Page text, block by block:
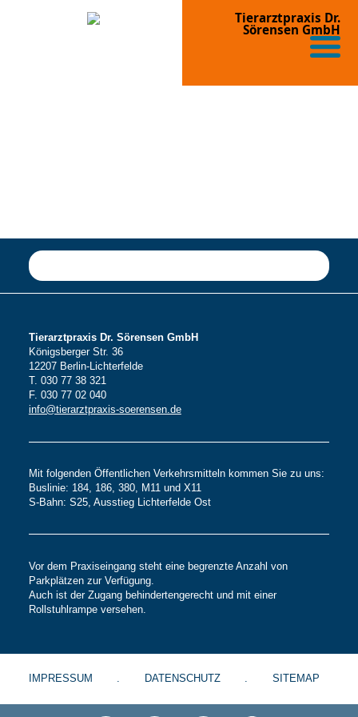
Tierarztpraxis Dr.
Sörensen GmbH
Tierarztpraxis Dr. Sörensen GmbH
Königsberger Str. 36
12207 Berlin-Lichterfelde
T. 030 77 38 321
F. 030 77 02 040
info@tierarztpraxis-soerensen.de
Mit folgenden Öffentlichen Verkehrsmitteln kommen Sie zu uns:
Buslinie: 184, 186, 380, M11 und X11
S-Bahn: S25, Ausstieg Lichterfelde Ost
Vor dem Praxiseingang steht eine begrenzte Anzahl von
Parkplätzen zur Verfügung.
Auch ist der Zugang behindertengerecht und mit einer
Rollstuhlrampe versehen.
IMPRESSUM DATENSCHUTZ SITEMAP